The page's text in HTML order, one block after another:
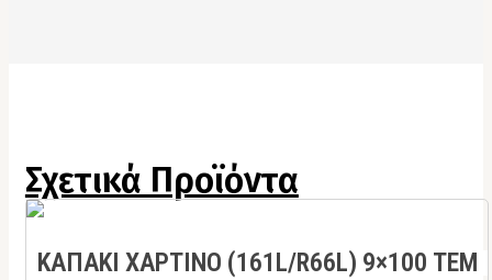
Σχετικά Προϊόντα
ΚΑΠΑΚΙ ΧΑΡΤΙΝΟ (161L/R66L) 9×100 ΤΕΜ